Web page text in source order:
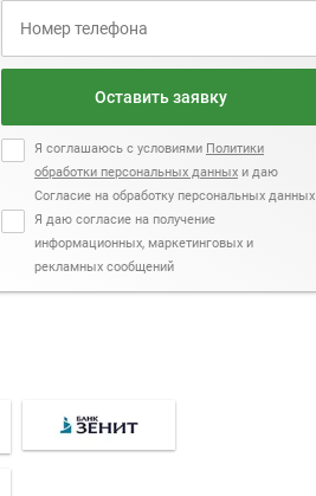
Оставить заявку
Я соглашаюсь с условиями Политики
обработки персональных данных и даю
Согласие на обработку персональных данных
Я даю согласие на получение
информационных, маркетинговых и
рекламных сообщений